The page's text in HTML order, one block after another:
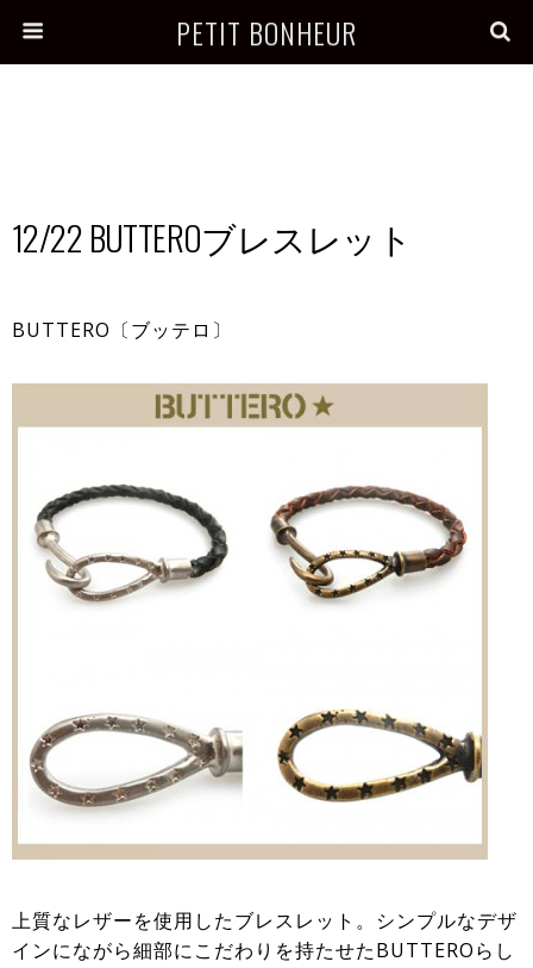
PETIT BONHEUR
12/22 BUTTEROブレスレット
BUTTERO〔ブッテロ〕
上質なレザーを使用したブレスレット。シンプルなデザ
インにながら細部にこだわりを持たせたBUTTEROらし